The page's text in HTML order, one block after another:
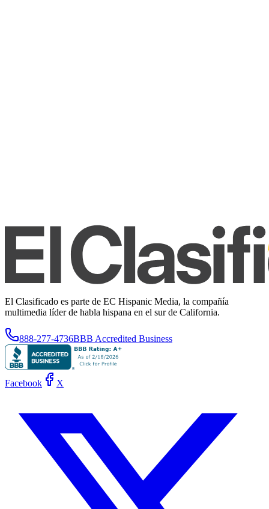
El Clasificado es parte de EC Hispanic Media, la compañía
multimedia líder de habla hispana en el sur de California.
888-277-4736BBB Accredited Business
Facebook X